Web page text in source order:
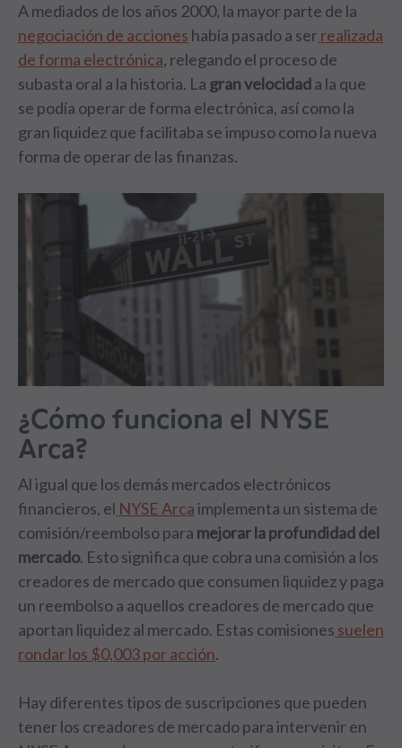
A mediados de los años 2000, la mayor parte de la
negociación de acciones había pasado a serrealizada
de forma electrónica, relegando el proceso de
subasta oral a la historia. La gran velocidada la que
se podía operar de forma electrónica, así como la
gran liquidez que facilitaba se impuso como la nueva
forma de operar de las finanzas.
¿Cómo funciona el NYSE
Arca?
Al igual que los demás mercados electrónicos
financieros, el NYSE Arcaimplementa un sistema de
comisión/reembolso para mejorar la profundidad del
mercado. Esto significa que cobra una comisión a los
creadores de mercado que consumen liquidez y paga
un reembolso a aquellos creadores de mercado que
aportan liquidez al mercado. Estas comisiones suelen
rondar los $0,003 por acción.
Hay diferentes tipos de suscripciones que pueden
tener los creadores de mercado para intervenir en